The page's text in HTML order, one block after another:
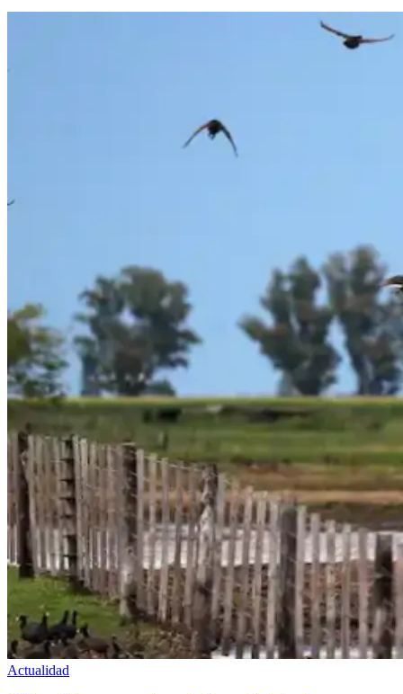
Actualidad